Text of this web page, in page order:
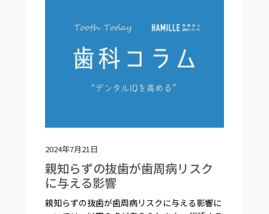
2024年7月21日
親知らずの抜歯が歯周病リスク
に与える影響
親知らずの抜歯が歯周病リスクに与える影響に